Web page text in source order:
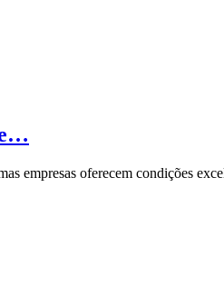
empresas oferecem condições